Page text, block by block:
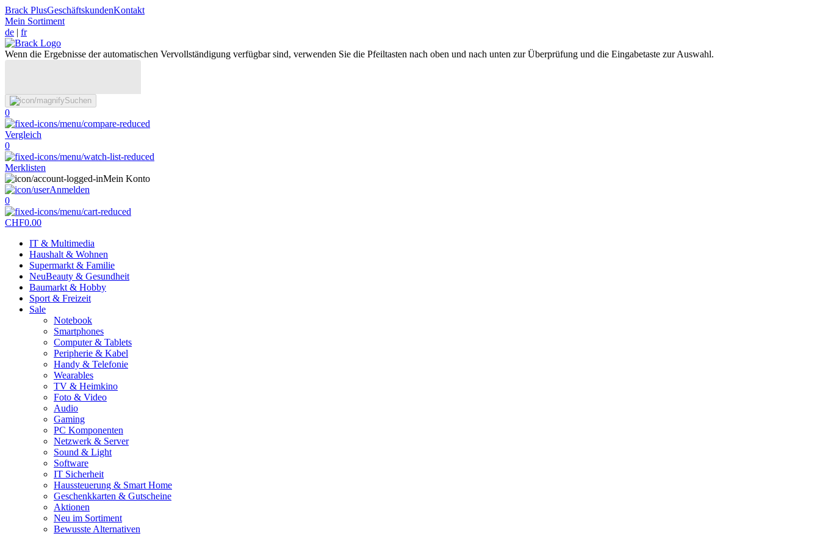
Brack PlusGeschäftskundenKontakt
Mein Sortiment
de | fr
Wenn die Ergebnisse der automatischen Vervollständigung verfügbar sind, verwenden Sie die Pfeiltasten nach oben und nach unten zur Überprüfung und die Eingabetaste zur Auswahl.
Suchen
0
Vergleich
0
Merklisten
Mein Konto
Anmelden
0
CHF0.00
IT & Multimedia
Haushalt & Wohnen
Supermarkt & Familie
NeuBeauty & Gesundheit
Baumarkt & Hobby
Sport & Freizeit
Sale
Notebook
Smartphones
Computer & Tablets
Peripherie & Kabel
Handy & Telefonie
Wearables
TV & Heimkino
Foto & Video
Audio
Gaming
PC Komponenten
Netzwerk & Server
Sound & Light
Software
IT Sicherheit
Haussteuerung & Smart Home
Geschenkkarten & Gutscheine
Aktionen
Neu im Sortiment
Bewusste Alternativen